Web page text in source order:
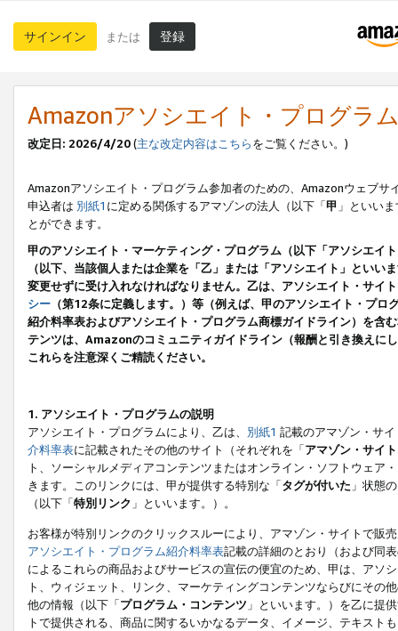
サインイン または 登録
Amazonアソシエイト・プログラ
改定日: 2026/4/20(主な改定内容はこちらをご覧ください。)
Amazonアソシエイト・プログラム参加者のための、Amazonウェブサ
申込者は 別紙1 に定める関係するアマゾンの法人（以下「甲 」といい
とができます。
甲のアソシエイト・マーケティング・プログラム（以下「アソシエイ
（以下、当該個人または企業を「乙」または「アソシエイト」とい
変更せずに受け入れなければなりません。乙は、アソシエイト・サイ
シー （第12条に定義します。）等（例えば、甲のアソシエイト・プ
紹介料率表およびアソシエイト・プログラム商標ガイドライン）を
テンツは、Amazonのコミュニティガイドライン（報酬と引き換えに
これらを注意深くご精読ください。
1. アソシエイト・プログラムの説明
アソシエイト・プログラムにより、乙は、 別紙1 記載のアマゾン・サ
介料率表に記載されたその他のサイト（それぞれを「アマゾン・サイト
ト、ソーシャルメディアコンテンツまたはオンライン・ソフトウェア
きます。このリンクには、甲が提供する特別な「タグが付いた 」状態
（以下「特別リンク 」といいます。）。
お客様が特別リンクのクリックスルーにより、アマゾン・サイトで販
アソシエイト・プログラム紹介料率表記載の詳細のとおり（および同
によるこれらの商品およびサービスの宣伝の便宜のため、甲は、アソ
ト、ウィジェット、リンク、マーケティングコンテンツならびにその
他の情報（以下「プログラム・コンテンツ 」といいます。）を乙に提
トで提供される、商品に関するいかなるデータ、イメージ、テキス